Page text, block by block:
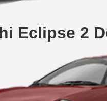
Eclipse 2